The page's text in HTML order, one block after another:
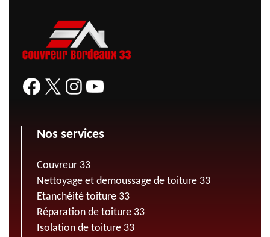
Nos services
Couvreur 33
Nettoyage et demoussage de toiture 33
Etanchéité toiture 33
Réparation de toiture 33
Isolation de toiture 33